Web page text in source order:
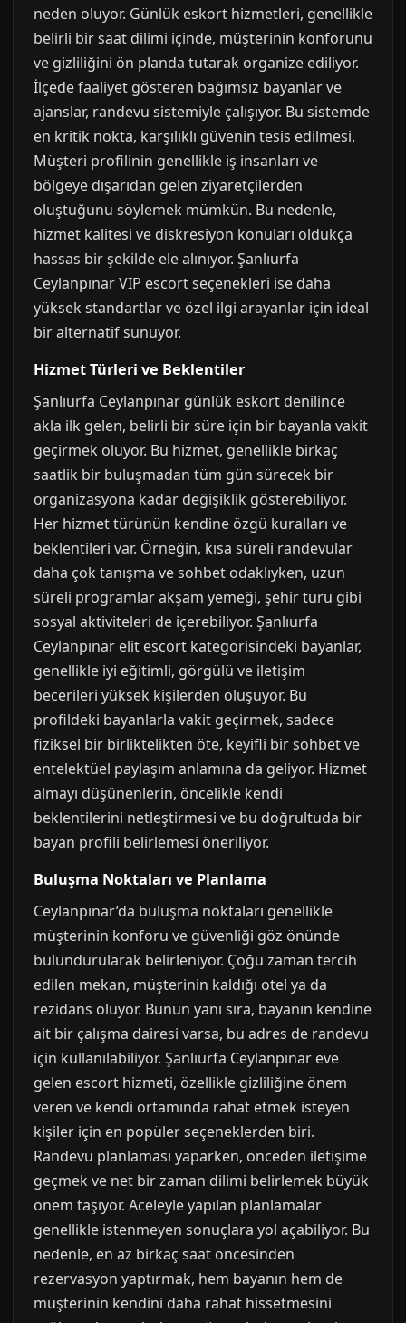
neden oluyor. Günlük eskort hizmetleri, genellikle
belirli bir saat dilimi içinde, müşterinin konforunu
ve gizliliğini ön planda tutarak organize ediliyor.
İlçede faaliyet gösteren bağımsız bayanlar ve
ajanslar, randevu sistemiyle çalışıyor. Bu sistemde
en kritik nokta, karşılıklı güvenin tesis edilmesi.
Müşteri profilinin genellikle iş insanları ve
bölgeye dışarıdan gelen ziyaretçilerden
oluştuğunu söylemek mümkün. Bu nedenle,
hizmet kalitesi ve diskresiyon konuları oldukça
hassas bir şekilde ele alınıyor. Şanlıurfa
Ceylanpınar VIP escort seçenekleri ise daha
yüksek standartlar ve özel ilgi arayanlar için ideal
bir alternatif sunuyor.
Hizmet Türleri ve Beklentiler
Şanlıurfa Ceylanpınar günlük eskort denilince
akla ilk gelen, belirli bir süre için bir bayanla vakit
geçirmek oluyor. Bu hizmet, genellikle birkaç
saatlik bir buluşmadan tüm gün sürecek bir
organizasyona kadar değişiklik gösterebiliyor.
Her hizmet türünün kendine özgü kuralları ve
beklentileri var. Örneğin, kısa süreli randevular
daha çok tanışma ve sohbet odaklıyken, uzun
süreli programlar akşam yemeği, şehir turu gibi
sosyal aktiviteleri de içerebiliyor. Şanlıurfa
Ceylanpınar elit escort kategorisindeki bayanlar,
genellikle iyi eğitimli, görgülü ve iletişim
becerileri yüksek kişilerden oluşuyor. Bu
profildeki bayanlarla vakit geçirmek, sadece
fiziksel bir birliktelikten öte, keyifli bir sohbet ve
entelektüel paylaşım anlamına da geliyor. Hizmet
almayı düşünenlerin, öncelikle kendi
beklentilerini netleştirmesi ve bu doğrultuda bir
bayan profili belirlemesi öneriliyor.
Buluşma Noktaları ve Planlama
Ceylanpınar’da buluşma noktaları genellikle
müşterinin konforu ve güvenliği göz önünde
bulundurularak belirleniyor. Çoğu zaman tercih
edilen mekan, müşterinin kaldığı otel ya da
rezidans oluyor. Bunun yanı sıra, bayanın kendine
ait bir çalışma dairesi varsa, bu adres de randevu
için kullanılabiliyor. Şanlıurfa Ceylanpınar eve
gelen escort hizmeti, özellikle gizliliğine önem
veren ve kendi ortamında rahat etmek isteyen
kişiler için en popüler seçeneklerden biri.
Randevu planlaması yaparken, önceden iletişime
geçmek ve net bir zaman dilimi belirlemek büyük
önem taşıyor. Aceleyle yapılan planlamalar
genellikle istenmeyen sonuçlara yol açabiliyor. Bu
nedenle, en az birkaç saat öncesinden
rezervasyon yaptırmak, hem bayanın hem de
müşterinin kendini daha rahat hissetmesini